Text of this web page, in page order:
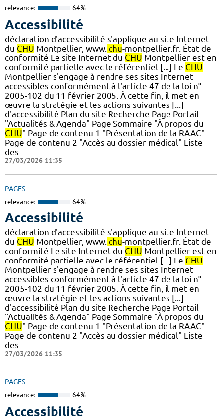
relevance: 64%
Accessibilité
déclaration d'accessibilité s'applique au site Internet
du CHU Montpellier, www. chu-montpellier.fr. État de
conformité Le site Internet du CHU Montpellier est en
conformité partielle avec le référentiel [...] Le CHU
Montpellier s'engage à rendre ses sites Internet
accessibles conformément à l'article 47 de la loi n°
2005-102 du 11 février 2005. À cette fin, il met en
œuvre la stratégie et les actions suivantes [...]
d'accessibilité Plan du site Recherche Page Portail
"Actualités & Agenda" Page Sommaire "À propos du
CHU" Page de contenu 1 "Présentation de la RAAC"
Page de contenu 2 "Accès au dossier médical" Liste
des
27/03/2026 11:35
PAGES
relevance: 64%
Accessibilité
déclaration d'accessibilité s'applique au site Internet
du CHU Montpellier, www. chu-montpellier.fr. État de
conformité Le site Internet du CHU Montpellier est en
conformité partielle avec le référentiel [...] Le CHU
Montpellier s'engage à rendre ses sites Internet
accessibles conformément à l'article 47 de la loi n°
2005-102 du 11 février 2005. À cette fin, il met en
œuvre la stratégie et les actions suivantes [...]
d'accessibilité Plan du site Recherche Page Portail
"Actualités & Agenda" Page Sommaire "À propos du
CHU" Page de contenu 1 "Présentation de la RAAC"
Page de contenu 2 "Accès au dossier médical" Liste
des
27/03/2026 11:35
PAGES
relevance: 64%
Accessibilité